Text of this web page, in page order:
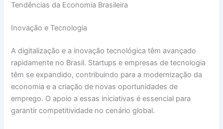
Tendências da Economia Brasileira
Inovação e Tecnologia
A digitalização e a inovação tecnológica têm avançado
rapidamente no Brasil. Startups e empresas de tecnologia
têm se expandido, contribuindo para a modernização da
economia e a criação de novas oportunidades de
emprego. O apoio a essas iniciativas é essencial para
garantir competitividade no cenário global.